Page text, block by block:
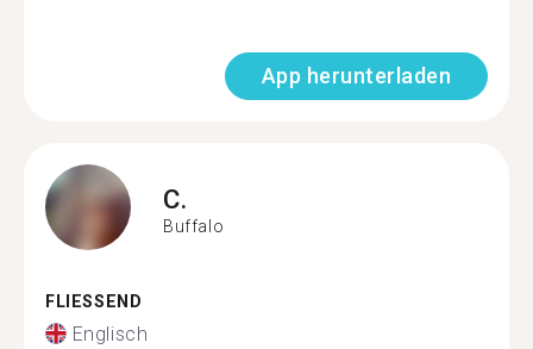
App herunterladen
C.
Buffalo
FLIESSEND
Englisch